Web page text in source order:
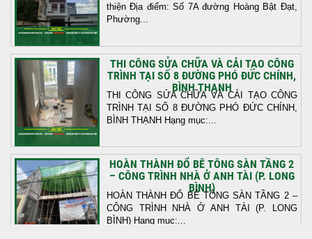
thiện Địa điểm: Số 7A đường Hoàng Bật Đạt,
Phường...
THI CÔNG SỬA CHỮA VÀ CẢI TẠO CÔNG
TRÌNH TẠI SỐ 8 ĐƯỜNG PHÓ ĐỨC CHÍNH,
BÌNH THẠNH
THI CÔNG SỬA CHỮA VÀ CẢI TẠO CÔNG
TRÌNH TẠI SỐ 8 ĐƯỜNG PHÓ ĐỨC CHÍNH,
BÌNH THẠNH Hạng mục:...
HOÀN THÀNH ĐỔ BÊ TÔNG SÀN TẦNG 2
– CÔNG TRÌNH NHÀ Ở ANH TÀI (P. LONG
BÌNH)
HOÀN THÀNH ĐỔ BÊ TÔNG SÀN TẦNG 2 –
CÔNG TRÌNH NHÀ Ở ANH TÀI (P. LONG
BÌNH) Hạng mục:...